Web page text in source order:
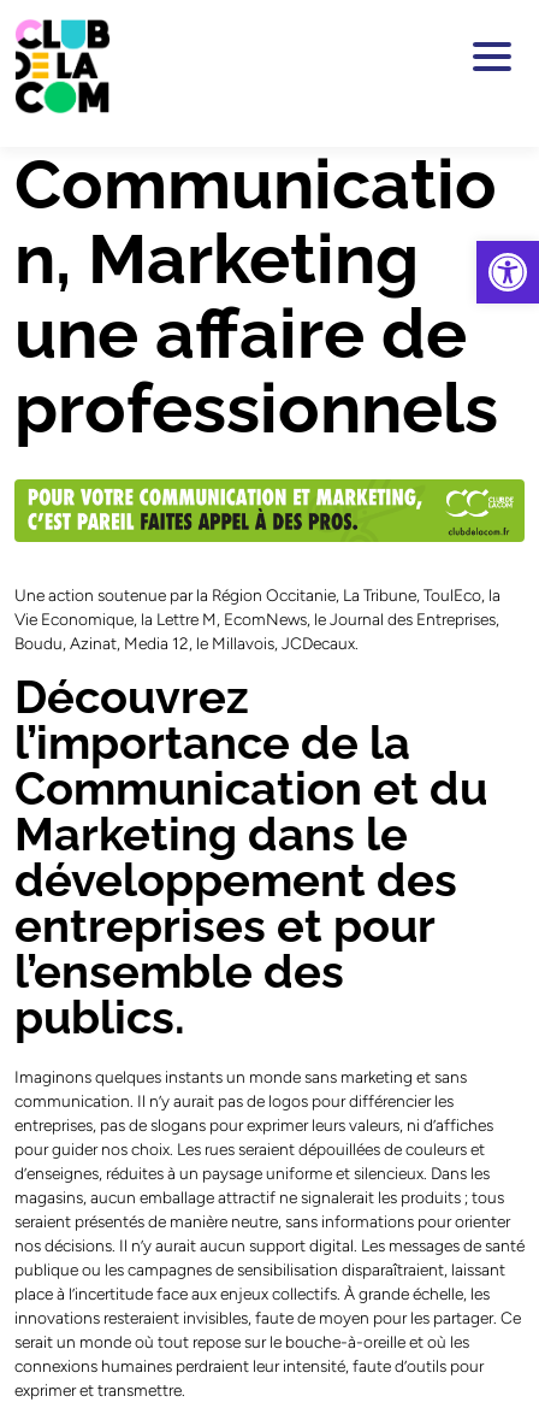
Communicatio
n, Marketing
une affaire de
professionnels
Une action soutenue par la Région Occitanie, La Tribune, ToulEco, la
Vie Economique, la Lettre M, EcomNews, le Journal des Entreprises,
Boudu, Azinat, Media 12, le Millavois, JCDecaux.
Découvrez
l’importance de la
Communication et du
Marketing dans le
développement des
entreprises et pour
l’ensemble des
publics.
Imaginons quelques instants un monde sans marketing et sans
communication. Il n’y aurait pas de logos pour différencier les
entreprises, pas de slogans pour exprimer leurs valeurs, ni d’affiches
pour guider nos choix. Les rues seraient dépouillées de couleurs et
d’enseignes, réduites à un paysage uniforme et silencieux. Dans les
magasins, aucun emballage attractif ne signalerait les produits ; tous
seraient présentés de manière neutre, sans informations pour orienter
nos décisions. Il n’y aurait aucun support digital. Les messages de santé
publique ou les campagnes de sensibilisation disparaîtraient, laissant
place à l’incertitude face aux enjeux collectifs. À grande échelle, les
innovations resteraient invisibles, faute de moyen pour les partager. Ce
serait un monde où tout repose sur le bouche-à-oreille et où les
connexions humaines perdraient leur intensité, faute d’outils pour
exprimer et transmettre.